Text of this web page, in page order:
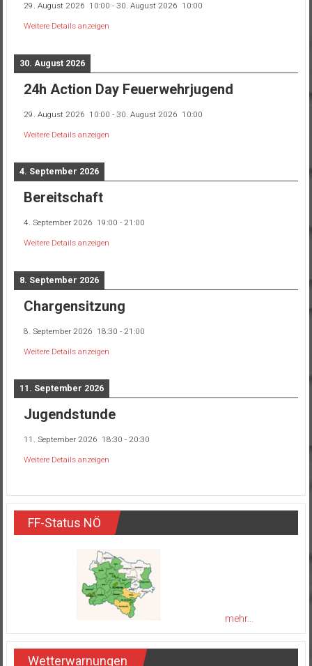
29. August 2026 10:00 - 30. August 2026 10:00
Weitere Details anzeigen
30. August 2026
24h Action Day Feuerwehrjugend
29. August 2026 10:00 - 30. August 2026 10:00
Weitere Details anzeigen
4. September 2026
Bereitschaft
4. September 2026 19:00 - 21:00
Weitere Details anzeigen
8. September 2026
Chargensitzung
8. September 2026 18:30 - 21:00
Weitere Details anzeigen
11. September 2026
Jugendstunde
11. September 2026 18:30 - 20:30
Weitere Details anzeigen
FF-Status NÖ
mehr...
Wetterwarnungen